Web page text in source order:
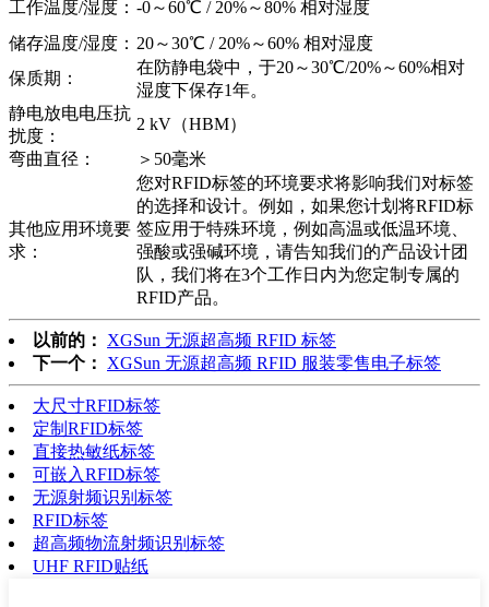
工作温度/湿度： -0～60℃ / 20%～80% 相对湿度
储存温度/湿度： 20～30℃ / 20%～60% 相对湿度
保质期：
在防静电袋中，于20～30℃/20%～60%相对
湿度下保存1年。
静电放电电压抗
扰度：
2 kV（HBM）
弯曲直径：
＞50毫米
其他应用环境要
求：
您对RFID标签的环境要求将影响我们对标签
的选择和设计。例如，如果您计划将RFID标
签应用于特殊环境，例如高温或低温环境、
强酸或强碱环境，请告知我们的产品设计团
队，我们将在3个工作日内为您定制专属的
RFID产品。
以前的：
XGSun 无源超高频 RFID 标签
下一个：
XGSun 无源超高频 RFID 服装零售电子标签
大尺寸RFID标签
定制RFID标签
直接热敏纸标签
可嵌入RFID标签
无源射频识别标签
RFID标签
超高频物流射频识别标签
UHF RFID贴纸